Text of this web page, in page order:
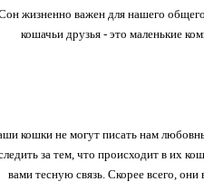
жизненно важен для нашего
кошачьи друзья - это маленькие
кошки не могут писать нам
за тем, что происходит в их
вами тесную связь. Скорее всего,